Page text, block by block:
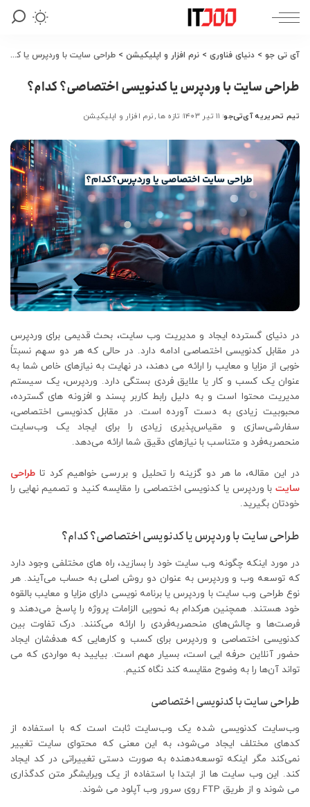
آی تی جو > دنیای فناوری > نرم افزار و اپلیکیشن > طراحی سایت با وردپرس یا کدنویسی اختصاصی؟ کدام؟
طراحی سایت با وردپرس یا کدنویسی اختصاصی؟ کدام؟
ارسال
توسط
تیم تحریریه آی‌تی‌جو ۱۱ تیر ۱۴۰۳ تازه ها نرم افزار و اپلیکیشن
در دنیای گسترده ایجاد و مدیریت وب سایت، بحث قدیمی برای وردپرس
در مقابل کدنویسی اختصاصی ادامه دارد. در حالی که هر دو سهم نسبتاً
خوبی از مزایا و معایب را ارائه می دهند، در نهایت به نیازهای خاص شما به
عنوان یک کسب و کار یا علایق فردی بستگی دارد. وردپرس، یک سیستم
مدیریت محتوا است و به دلیل رابط کاربر پسند و افزونه های گسترده،
محبوبیت زیادی به دست آورده است. در مقابل کدنویسی اختصاصی،
سفارشی‌سازی و مقیاس‌پذیری زیادی را برای ایجاد یک وب‌سایت
منحصربه‌فرد و متناسب با نیازهای دقیق شما ارائه می‌دهد.
در این مقاله، ما هر دو گزینه را تحلیل و بررسی خواهیم کرد تا طراحی
سایت با وردپرس یا کدنویسی اختصاصی را مقایسه کنید و تصمیم نهایی را
خودتان بگیرید.
طراحی سایت با وردپرس یا کدنویسی اختصاصی؟ کدام؟
در مورد اینکه چگونه وب سایت خود را بسازید، راه های مختلفی وجود دارد
که توسعه وب و وردپرس به عنوان دو روش اصلی به حساب می‌آیند. هر
نوع طراحی وب سایت با وردپرس یا برنامه نویسی دارای مزایا و معایب بالقوه
خود هستند. همچنین هرکدام به نحویی الزامات پروژه را پاسخ می‌دهند و
فرصت‌ها و چالش‌های منحصربه‌فردی را ارائه می‌کنند. درک تفاوت بین
کدنویسی اختصاصی و وردپرس برای کسب و کارهایی که هدفشان ایجاد
حضور آنلاین حرفه ایی است، بسیار مهم است. بیایید به مواردی که می
تواند آن‌ها را به وضوح مقایسه کند نگاه کنیم.
طراحی سایت با کدنویسی اختصاصی
وب‌سایت کدنویسی شده یک وب‌سایت ثابت است که با استفاده از
کدهای مختلف ایجاد می‌شود، به این معنی که محتوای سایت تغییر
نمی‌کند مگر اینکه توسعه‌دهنده به صورت دستی تغییراتی در کد ایجاد
کند. این وب سایت ها از ابتدا با استفاده از یک ویرایشگر متن کدگذاری
می شوند و از طریق FTP روی سرور وب آپلود می شوند.